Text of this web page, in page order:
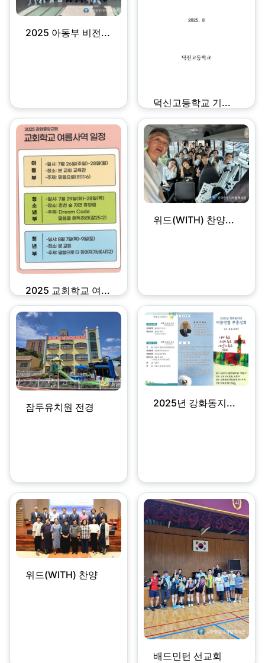
2025 아동부 비전...
덕신고등학교 기...
2025 교회학교 여...
위드(WITH) 찬양...
잠두유치원 전경 2025년 강화동지...
위드(WITH) 찬양
배드민턴 선교회